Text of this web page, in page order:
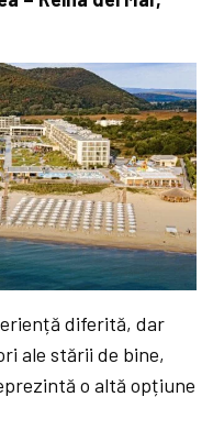
diferită, dar
ale stării de bine,
o altă opțiune